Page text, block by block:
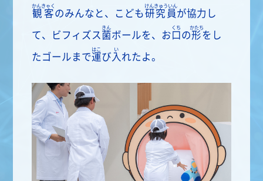
観客
かんきゃく
のみんなと、こども研究員
けんきゅういん
が協力し
て、ビフィズス 菌
きん
ボールを、お口
くち
の形
かたち
をし
たゴールまで運
はこ
び 入
い
れたよ。